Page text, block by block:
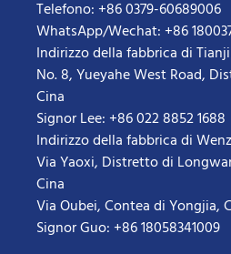
Telefono: +86 0379-60689006
WhatsApp/Wechat: +86
Indirizzo della fabbrica di
No. 8, Yueyahe West Road,
Cina
Signor Lee: +86 022 8852 1688
Indirizzo della fabbrica di
Via Yaoxi, Distretto di
Cina
Via Oubei, Contea di Yongjia,
Signor Guo: +86 18058341009